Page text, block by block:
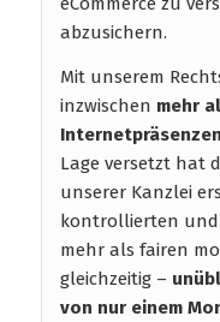
abzusichern.
Mit unserem
inzwischen mehr
Internetpräsenzen
Lage versetzt hat
unserer Kanzlei
kontrollierten und
mehr als fairen
gleichzeitig –
von nur einem